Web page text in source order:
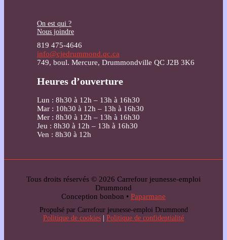
On est qui ?
Nous joindre
819 475-4646
info@cjedrummond.qc.ca
749, boul. Mercure, Drummondville QC J2B 3K6
Heures d’ouverture
Lun : 8h30 à 12h – 13h à 16h30
Mar : 10h30 à 12h – 13h à 16h30
Mer : 8h30 à 12h – 13h à 16h30
Jeu : 8h30 à 12h – 13h à 16h30
Ven : 8h30 à 12h
Tous droits réservés © 2026 Carrefour jeunesse-emploi
Drummond
Conception bonbon • Paparmane
Propulsé par Carrefour jeunesse-emploi Drummond
Politique de cookies | Politique de confidentialité